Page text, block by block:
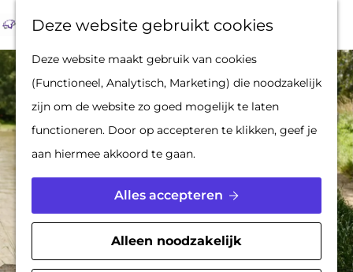
Deze website gebruikt cookies
Deze website maakt gebruik van cookies
(Functioneel, Analytisch, Marketing) die noodzakelijk
zijn om de website zo goed mogelijk te laten
functioneren. Door op accepteren te klikken, geef je
aan hiermee akkoord te gaan.
Alles accepteren
Alleen noodzakelijk
G
n
a
a
r
d
h
o
F
o
t
e
n
K
t
Z
De Hollandse
Waterlinies en
Gorinchem
Vestingdriehoek
Inspiratie
PLAN JE BEZOEK
Reserveren